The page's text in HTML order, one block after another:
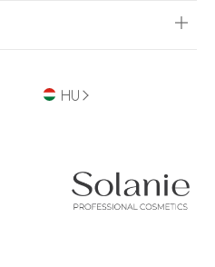
HU